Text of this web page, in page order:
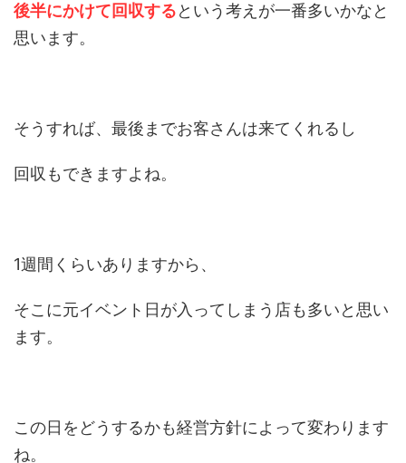
後半にかけて回収するという考えが一番多いかなと
思います。
そうすれば、最後までお客さんは来てくれるし
回収もできますよね。
1週間くらいありますから、
そこに元イベント日が入ってしまう店も多いと思い
ます。
この日をどうするかも経営方針によって変わります
ね。